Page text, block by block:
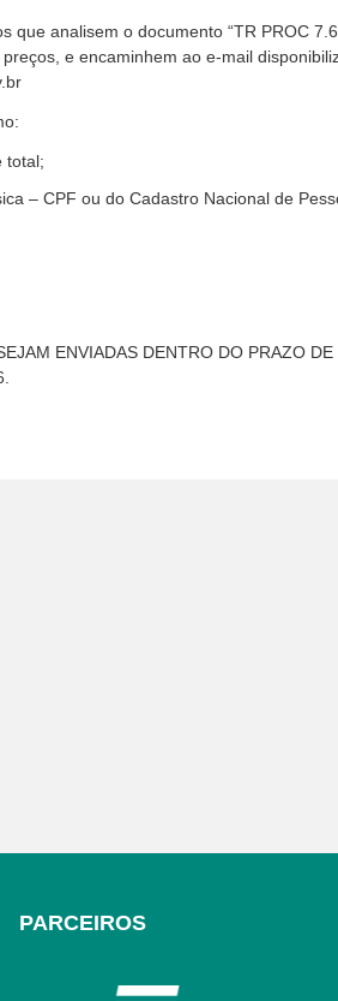
que analisem o documento “TR PROC
e encaminhem ao e-mail
total;
– CPF ou do Cadastro Nacional de
ENVIADAS DENTRO DO PRAZO
PARCEIROS